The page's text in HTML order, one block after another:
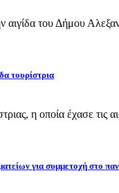
του Δήμου
τουρίστρια
η οποία έχασε
για συμμετοχή στο